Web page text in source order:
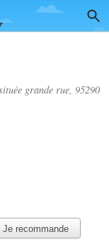
grande rue, 95290
Je recommande